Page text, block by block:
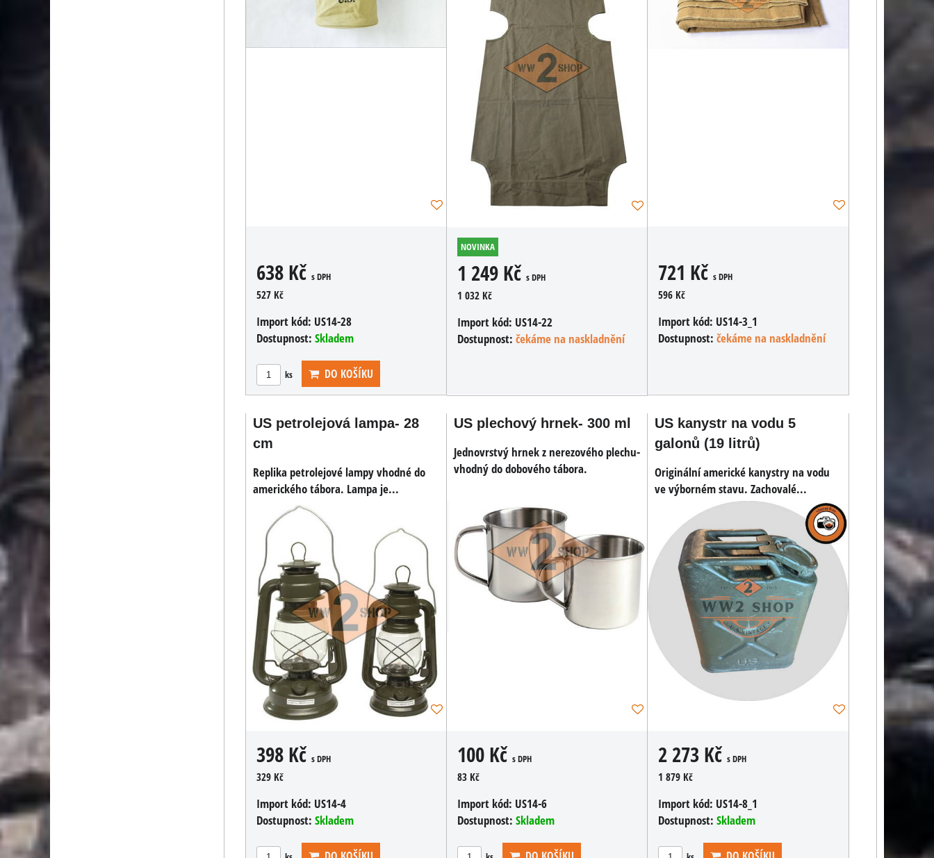
638 Kč s DPH
527 Kč
Import kód: US14-28
Dostupnost: Skladem
ks DO KOŠÍKU
NOVINKA
1 249 Kč s DPH
1 032 Kč
Import kód: US14-22
Dostupnost: čekáme na naskladnění
721 Kčs DPH
596 Kč
Import kód: US14-3_1
Dostupnost:čekáme na naskladnění
US petrolejová lampa- 28
cm
Replika petrolejové lampy vhodné do
amerického tábora. Lampa je...
398 Kč s DPH
329 Kč
Import kód: US14-4
Dostupnost: Skladem
US plechový hrnek- 300 ml
Jednovrstvý hrnek z nerezového plechu-
vhodný do dobového tábora.
100 Kč s DPH
83 Kč
Import kód: US14-6
Dostupnost: Skladem
US kanystr na vodu 5
galonů (19 litrů)
Originální americké kanystry na vodu
ve výborném stavu. Zachovalé...
2 273 Kčs DPH
1 879 Kč
Import kód: US14-8_1
Dostupnost:Skladem